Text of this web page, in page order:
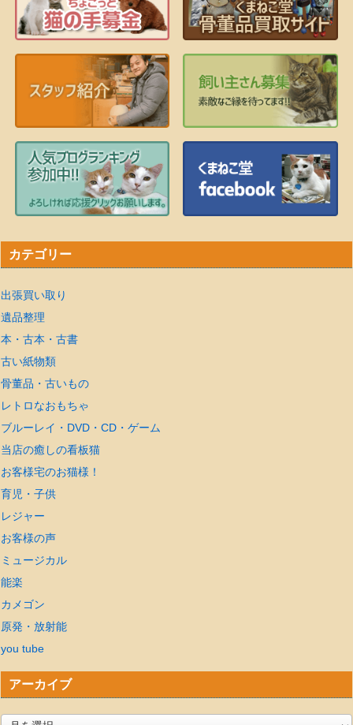
カテゴリー
出張買い取り
遺品整理
本・古本・古書
古い紙物類
骨董品・古いもの
レトロなおもちゃ
ブルーレイ・DVD・CD・ゲーム
当店の癒しの看板猫
お客様宅のお猫様！
育児・子供
レジャー
お客様の声
ミュージカル
能楽
カメゴン
原発・放射能
you tube
アーカイブ